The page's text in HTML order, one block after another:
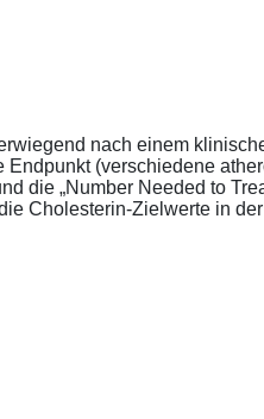
nach einem
(verschiedene
die „Number Needed to
Cholesterin-Zielwerte in